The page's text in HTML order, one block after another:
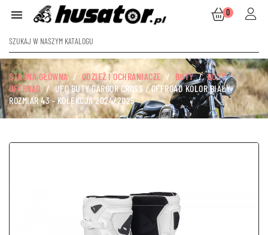
 0
STRONA GŁÓWNA ODZIEŻ I OCHRANIACZE BUTY
BUTY
OFFROAD
UFO BUTY GARGOR CROSS / OFFROAD KOLOR BIAŁY
ROZMIAR 43 - KOLEKCJA 2024/2025